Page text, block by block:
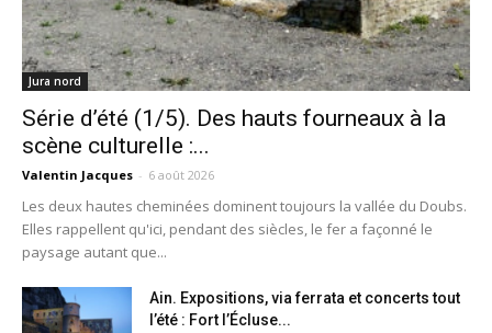
Jura nord
Série d’été (1/5). Des hauts fourneaux à la
scène culturelle :...
Valentin Jacques - 6 août 2026
Les deux hautes cheminées dominent toujours la vallée du Doubs.
Elles rappellent qu'ici, pendant des siècles, le fer a façonné le
paysage autant que...
Ain. Expositions, via ferrata et concerts tout
l’été : Fort l’Écluse...